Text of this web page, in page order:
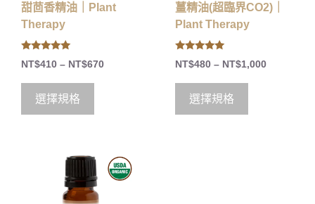
甜茴香精油｜Plant
Therapy
5.00
out of 5
NT$410 – NT$670
選擇規格
薑精油(超臨界CO2)｜
Plant Therapy
5.00
out of 5
NT$480 – NT$1,000
選擇規格